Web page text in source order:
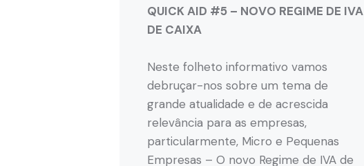
QUICK AID #5 – NOVO REGIME DE IVA
DE CAIXA
Neste folheto informativo vamos
debruçar-nos sobre um tema de
grande atualidade e de acrescida
relevância para as empresas,
particularmente, Micro e Pequenas
Empresas – O novo Regime de IVA de